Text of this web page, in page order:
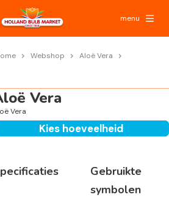
menu
Webshop
Aloë Vera
Vera
Vera
Kies hoeveelheid
Gebruikte
symbolen